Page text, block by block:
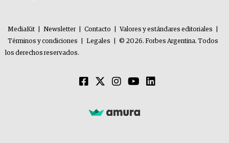
MediaKit Newsletter Contacto Valores y estándares editoriales
Términos y condiciones
Legales
© 2026. Forbes Argentina. Todos
los derechos reservados.